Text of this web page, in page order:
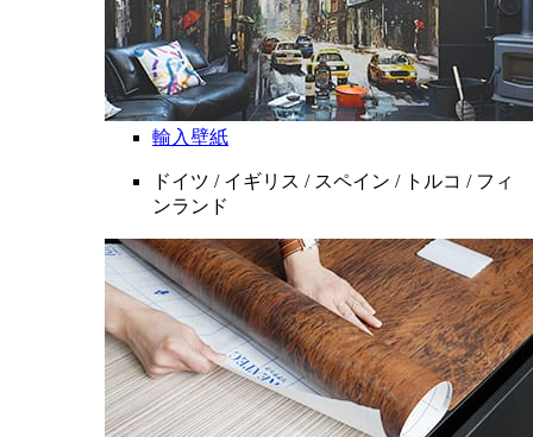
輸入壁紙
ドイツ / イギリス / スペイン / トルコ / フィ
ンランド